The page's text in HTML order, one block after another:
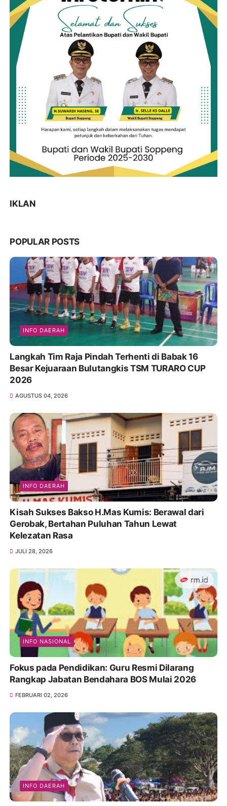
IKLAN
POPULAR POSTS
INFO DAERAH
Langkah Tim Raja Pindah Terhenti di Babak 16
Besar Kejuaraan Bulutangkis TSM TURARO CUP
2026
AGUSTUS 04, 2026
INFO DAERAH
Kisah Sukses Bakso H.Mas Kumis: Berawal dari
Gerobak, Bertahan Puluhan Tahun Lewat
Kelezatan Rasa
JULI 28, 2026
INFO NASIONAL
Fokus pada Pendidikan: Guru Resmi Dilarang
Rangkap Jabatan Bendahara BOS Mulai 2026
FEBRUARI 02, 2026
INFO DAERAH